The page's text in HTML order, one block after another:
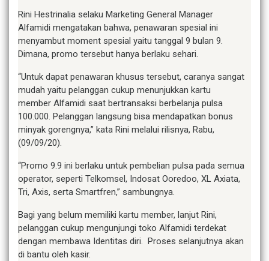
Rini Hestrinalia selaku Marketing General Manager
Alfamidi mengatakan bahwa, penawaran spesial ini
menyambut moment spesial yaitu tanggal 9 bulan 9.
Dimana, promo tersebut hanya berlaku sehari.
“Untuk dapat penawaran khusus tersebut, caranya sangat
mudah yaitu pelanggan cukup menunjukkan kartu
member Alfamidi saat bertransaksi berbelanja pulsa
100.000. Pelanggan langsung bisa mendapatkan bonus
minyak gorengnya,” kata Rini melalui rilisnya, Rabu,
(09/09/20).
“Promo 9.9 ini berlaku untuk pembelian pulsa pada semua
operator, seperti Telkomsel, Indosat Ooredoo, XL Axiata,
Tri, Axis, serta Smartfren,” sambungnya.
Bagi yang belum memiliki kartu member, lanjut Rini,
pelanggan cukup mengunjungi toko Alfamidi terdekat
dengan membawa Identitas diri. Proses selanjutnya akan
di bantu oleh kasir.